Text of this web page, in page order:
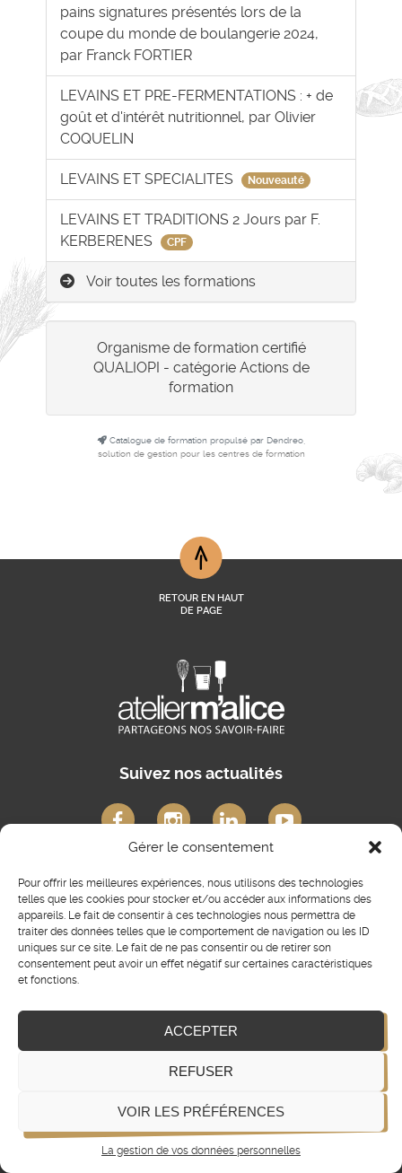
Gérer le consentement
Pour offrir les meilleures expériences, nous utilisons des technologies
telles que les cookies pour stocker et/ou accéder aux informations des
appareils. Le fait de consentir à ces technologies nous permettra de
traiter des données telles que le comportement de navigation ou les ID
uniques sur ce site. Le fait de ne pas consentir ou de retirer son
consentement peut avoir un effet négatif sur certaines caractéristiques
et fonctions.
ACCEPTER
REFUSER
VOIR LES PRÉFÉRENCES
La gestion de vos données personnelles
pains signatures présentés lors de la
coupe du monde de boulangerie 2024,
par Franck FORTIER
LEVAINS ET PRE-FERMENTATIONS : + de
goût et d'intérêt nutritionnel, par Olivier
COQUELIN
LEVAINS ET SPECIALITES Nouveauté
LEVAINS ET TRADITIONS 2 Jours par F.
KERBERENES
CPF
Voir toutes les formations
Organisme de formation certifié
QUALIOPI - catégorie Actions de
formation
Catalogue de formation propulsé par Dendreo,
solution de gestion pour les centres de formation
Mentions légalesPlan du siteCGV
On parle de nous
LA
Les formations Atelier
m’alice pour développer vos
compétences
entrepreneuriales
Suivez nos actualités
RETOUR EN HAUT
DE PAGE